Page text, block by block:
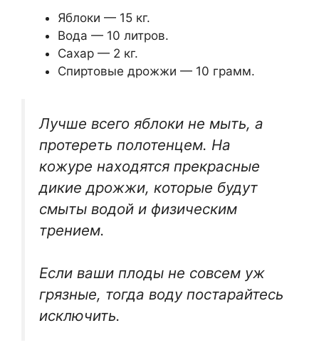
Яблоки — 15 кг.
Вода — 10 литров.
Сахар — 2 кг.
Спиртовые дрожжи — 10 грамм.
Лучше всего яблоки не мыть, а
протереть полотенцем. На
кожуре находятся прекрасные
дикие дрожжи, которые будут
смыты водой и физическим
трением.
Если ваши плоды не совсем уж
грязные, тогда воду постарайтесь
исключить.